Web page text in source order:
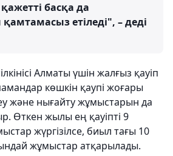
басқа да
етіледі", – деді
Алматы үшін жалғыз қауіп
көшкін қаупі жоғары
және нығайту жұмыстарын да
Өткен жылы ең қауіпті 9
жүргізілсе, биыл тағы 10
жұмыстар атқарылады.